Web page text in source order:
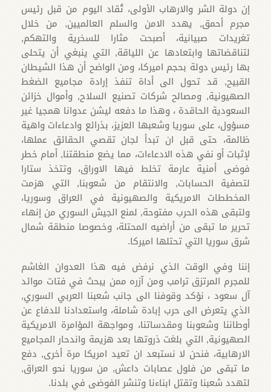
إن دولة الشر والارهاب الأولى، تُقاد اليوم من قبل رئيس
مجرم أحمق, يهدد الامن والسلم العالميين, من خلال
تغريدات صبيانية، أصبحت مثارا للسخرية والتهكم,
لتناقضاتها وابتعادها عن اللياقة, التي ينبغي أن يتحلى
بها رئيس دولة بحجم اميركا، ومن الواضح أن هذا الشيطان
القبيح, قد تحول الى أداة تنفذ إرادة مجاميع الضغط
الصهيونية, ومصالح شركات تصنيع السلاح, وأموال خزائن
السعودية الحاقدة ، وهذا ما دفعه ليشن عدوانا همجيا غير
مسؤول، على سوريا وشعبها العزيز، بذرائع وادعاءات واهية
ظالمة، حتى قبل ان تبدأ لجان تقصي الحقائق عملها،
لإثبات أو نفي هذه الادعاءات، مما يضع منطقتنا, أمام خطر
فوضى أمنية عارمة تخلط فيها الاوراق، وتتخذ ستارا
لتصفية الحسابات, والانتقام من شعوبنا, التي هزمت
المخططات الامريكية والصهيونية في العراق وسوريا،
ولتبقى هذه الحرب مفتوحة, لمنع الجيش السوري من إنهاء
تحرير ما تبقى من أراضيه المحتلة، وخصوصا منطقة شمال
شرق سوريا التي تحتلها اميركا.
إننا وفي الوقت الذي نرفض فيه هذا العدوان الغاشم
للمجرم المرتزق ترامب ومن آزره ممن يبحث في فتات موائد
آل سعود ، نؤكد وقوفنا الى جانب شعبنا العربي السوري,
الذي يتعرض الى حرب إبادة شاملة، واستعدادنا للدفاع عن
أوطاننا وشعوبنا ومقدساتنا، ومواجهة المؤامرة الامريكية
الصهيونية, التي بلغت ذروتها بعد هزيمة واندحار المجاميع
الارهابية، فنحن لا نستبعد ان تعيد امريكا مرة أخرى, دفع
ما تبقى من فلول عصابات داعش, من سوريا نحو العراق,
لتهدد شعبنا وتقتل ابناءنا وتنشر الفوضى في بلدنا.